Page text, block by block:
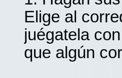
Elige al
juégatela
que algún